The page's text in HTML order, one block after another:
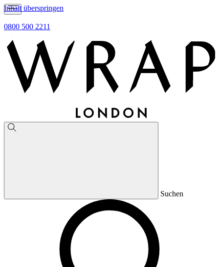
Inhalt überspringen
0800 500 2211
Suchen